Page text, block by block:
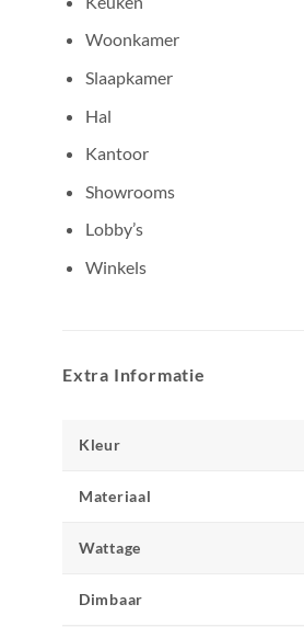
Woonkamer
Slaapkamer
Hal
Kantoor
Showrooms
Lobby’s
Winkels
Extra Informatie
Kleur
Materiaal
Wattage
Dimbaar